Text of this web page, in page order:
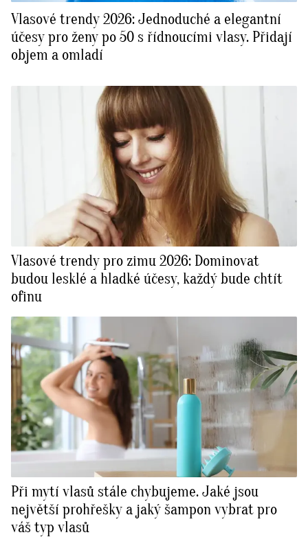
Vlasové trendy 2026: Jednoduché a elegantní
účesy pro ženy po 50 s řídnoucími vlasy. Přidají
objem a omladí
Vlasové trendy pro zimu 2026: Dominovat
budou lesklé a hladké účesy, každý bude chtít
ofinu
Při mytí vlasů stále chybujeme. Jaké jsou
největší prohřešky a jaký šampon vybrat pro
váš typ vlasů